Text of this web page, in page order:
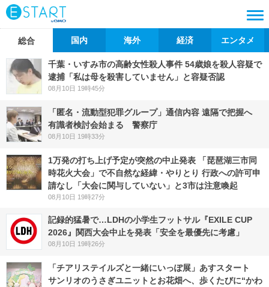
総合 国内 海外 経済 エンタメ
千葉・いすみ市の高齢女性殺人事件 54歳娘を殺人容疑で
逮捕「私は母を殺害していません」と容疑否認
08月10日 19時45分
「匿名・流動型犯罪グループ」通信内容 遠隔で把握へ
有識者検討会始まる 警察庁
08月10日 19時33分
1万発の打ち上げ予定が突然の中止発表 「琵琶湖三市同
時花火大会」で不自然な経緯・やりとり 行政への許可申
請なし「大会に関与していない」と3市は注意喚起
08月10日 19時27分
記録的猛暑で…LDHの小学生フットサル『EXILE CUP
2026』関西大会中止を発表「安全を最優先に考慮」
08月10日 19時26分
「チアリステイルズと一緒にいっぽ展」あすスタート
サンリオのうさぎユニットとお花畑へ、歩くたびに“かわ